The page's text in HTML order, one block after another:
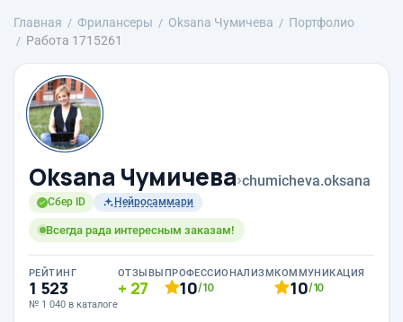
Главная Фрилансеры Oksana Чумичева
Портфолио
Работа 1715261
Oksana Чумичева›chumicheva.oksana
Сбер ID Нейросаммари
Всегда рада интересным заказам!
РЕЙТИНГ
1 523
№ 1 040 в каталоге
ОТЗЫВЫ
27
ПРОФЕССИОНАЛИЗМ
10/10
КОММУНИКАЦИЯ
10/10